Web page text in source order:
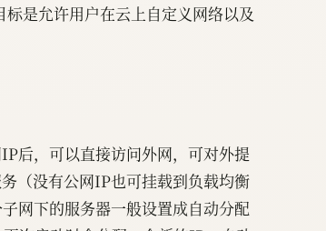
是允许用户在云上自定义网络以及
后，可以直接访问外网，可对外提
（没有公网IP也可挂载到负载均衡
网下的服务器一般设置成自动分配